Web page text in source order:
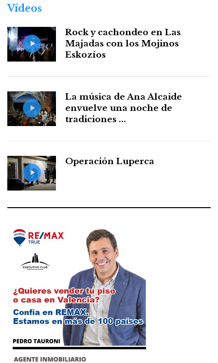
Vídeos
Rock y cachondeo en Las
Majadas con los Mojinos
Eskozíos
La música de Ana Alcaide
envuelve una noche de
tradiciones ...
Operación Luperca